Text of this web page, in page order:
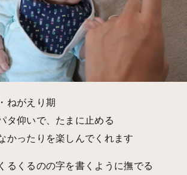
ねがえり期
タ仰いで、たまに止める
かったりを楽しんでくれます
るくるのの字を書くように撫でる